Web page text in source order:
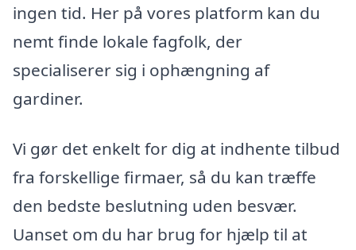
ingen tid. Her på vores platform kan du
nemt finde lokale fagfolk, der
specialiserer sig i ophængning af
gardiner.
Vi gør det enkelt for dig at indhente tilbud
fra forskellige firmaer, så du kan træffe
den bedste beslutning uden besvær.
Uanset om du har brug for hjælp til at